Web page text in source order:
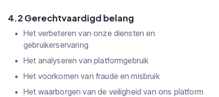
4.2 Gerechtvaardigd belang
Het verbeteren van onze diensten en
gebruikerservaring
Het analyseren van platformgebruik
Het voorkomen van fraude en misbruik
Het waarborgen van de veiligheid van ons platform